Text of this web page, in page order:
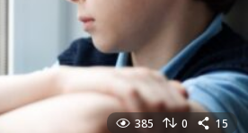
385 0 15